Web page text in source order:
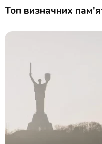
Топ визначних